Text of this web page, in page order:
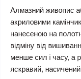
Алмазний живопис
акриловими
нанесеною на
відміну від
менше сил і часу, а
яскравий,